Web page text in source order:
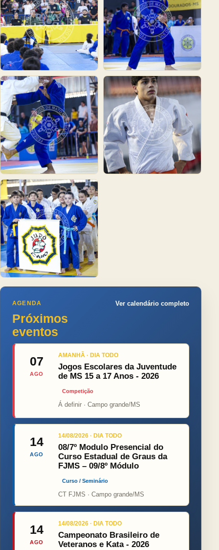
AGENDA
Próximos
eventos
Ver calendário completo
07
AGO
AMANHÃ · DIA TODO
Jogos Escolares da Juventude
de MS 15 a 17 Anos - 2026
Competição
Á definir · Campo grande/MS
14
AGO
14/08/2026 · DIA TODO
08/7º Modulo Presencial do
Curso Estadual de Graus da
FJMS – 09/8º Módulo
Curso / Seminário
CT FJMS · Campo grande/MS
14
AGO
14/08/2026 · DIA TODO
Campeonato Brasileiro de
Veteranos e Kata - 2026